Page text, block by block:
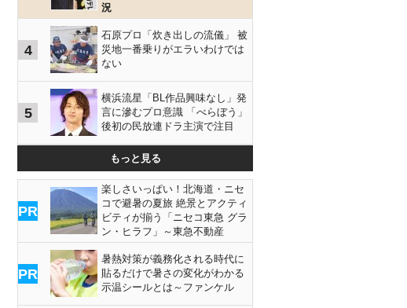
況
4
石原プロ「炊き出しの流儀」 被
災地一番乗りがエラいわけでは
ない
5
横浜流星「BL作品興味なし」発
言に滲むプロ意識 「べらぼう」
後初の民放連ドラ主演で注目
もっと見る
PR
楽しさいっぱい！北海道・ニセ
コで避暑の夏旅 絶景とアクティ
ビティが揃う「ニセコ東急 グラ
ン・ヒラフ」～東急不動産
PR
暑熱対策が義務化される時代に
貼るだけで暑さの変化がわかる
示温シールとは～ファンケル